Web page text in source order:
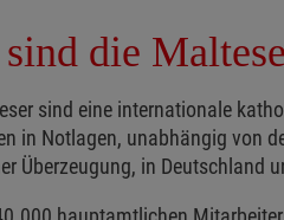
sind die
sind eine internationale
in Notlagen, unabhängig von
Überzeugung, in Deutschland